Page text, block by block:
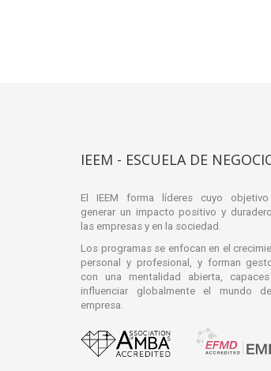
IEEM - ESCUELA DE
El IEEM forma líderes cuyo
generar un impacto positivo y
las empresas y en la sociedad.
Los programas se enfocan en el
personal y profesional, y forman
con una mentalidad abierta,
influenciar globalmente el mundo
empresa.